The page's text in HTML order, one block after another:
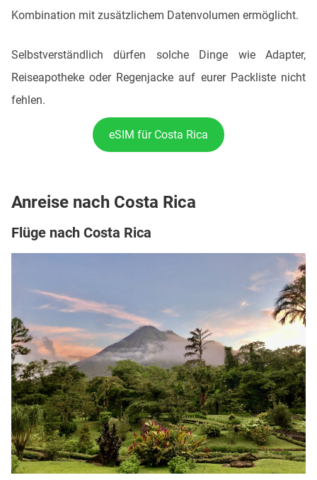
Kombination mit zusätzlichem Datenvolumen ermöglicht.
Selbstverständlich dürfen solche Dinge wie Adapter,
Reiseapotheke oder Regenjacke auf eurer Packliste nicht
fehlen.
eSIM für Costa Rica
Anreise nach Costa Rica
Flüge nach Costa Rica